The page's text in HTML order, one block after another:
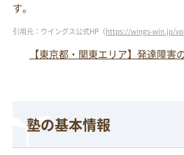
す。
引用元：ウイングス公式HP（https://wings-win.jp/
【東京都・関東エリア】発達障害
塾の基本情報